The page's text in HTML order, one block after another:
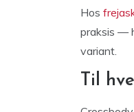
Hos
praksis —
variant.
Til